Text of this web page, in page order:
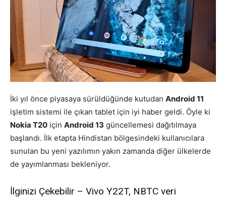
İki yıl önce piyasaya sürüldüğünde kutudan Android 11
işletim sistemi ile çıkan tablet için iyi haber geldi. Öyle ki
Nokia T20 için Android 13 güncellemesi dağıtılmaya
başlandı. İlk etapta Hindistan bölgesindeki kullanıcılara
sunulan bu yeni yazılımın yakın zamanda diğer ülkelerde
de yayımlanması bekleniyor.
İlginizi Çekebilir – Vivo Y22T, NBTC veri